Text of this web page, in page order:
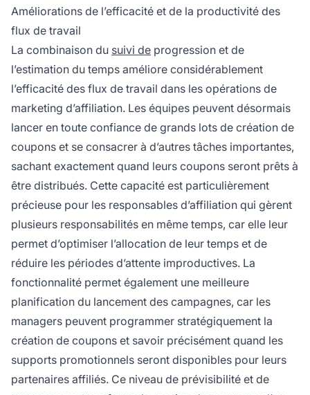
Améliorations de l’efficacité et de la productivité des
flux de travail
La combinaison du suivi de progression et de
l’estimation du temps améliore considérablement
l’efficacité des flux de travail dans les opérations de
marketing d’affiliation. Les équipes peuvent désormais
lancer en toute confiance de grands lots de création de
coupons et se consacrer à d’autres tâches importantes,
sachant exactement quand leurs coupons seront prêts à
être distribués. Cette capacité est particulièrement
précieuse pour les responsables d’affiliation qui gèrent
plusieurs responsabilités en même temps, car elle leur
permet d’optimiser l’allocation de leur temps et de
réduire les périodes d’attente improductives. La
fonctionnalité permet également une meilleure
planification du lancement des campagnes, car les
managers peuvent programmer stratégiquement la
création de coupons et savoir précisément quand les
supports promotionnels seront disponibles pour leurs
partenaires affiliés. Ce niveau de prévisibilité et de